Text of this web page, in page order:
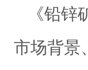
《铅
市场背景